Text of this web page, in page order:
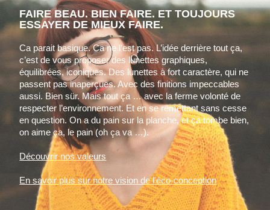
FAIRE BEAU. BIEN FAIRE. ET TOUJOURS
ESSAYER DE MIEUX FAIRE.
Ca parait basique. Ca ne l’est pas. L’idée derrière tout ça,
c’est de vous proposer des lunettes graphiques,
équilibrées, iconiques. Des lunettes à fort caractère, qui ne
passent pas inaperçues. Avec des finitions impeccables
aussi. Bien sür. Mais tout ça … avec la ferme volonté de
respecter l’environnement. Et en se remettant sans cesse
en question. On a du pain sur la planche, et ça tombe bien,
on aime ça, le pain (oh ça va …).
Découvrir nos valeurs
En savoir plus sur notre vision de l'éco-conception